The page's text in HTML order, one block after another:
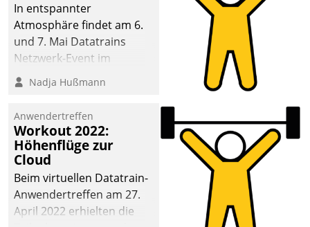
In entspannter
Atmosphäre findet am 6.
und 7. Mai Datatrains
Netzwerk-Event im
Kunden- und Partnerkreis
statt. Zentrale Frage: Wie
Mammutprojekte
meistern und Workloads
wuppen – bei zunehmend
anspruchsvollen
Aufgaben und
abnehmendem
Nadja Hußmann
Anwendertreffen
Workout 2022:
Höhenflüge zur
Cloud
Beim virtuellen Datatrain-
Anwendertreffen am 27.
April 2022 erhielten die